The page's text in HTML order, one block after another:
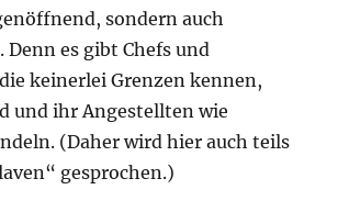
sondern auch
Denn es gibt Chefs und
keinerlei Grenzen kennen,
und ihr Angestellten wie
(Daher wird hier auch teils
gesprochen.)